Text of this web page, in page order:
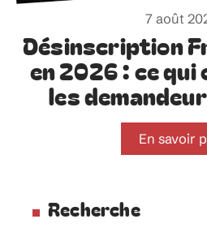
7 août
Désinscription
en 2026 : ce qui
les
En savoir
Recherche